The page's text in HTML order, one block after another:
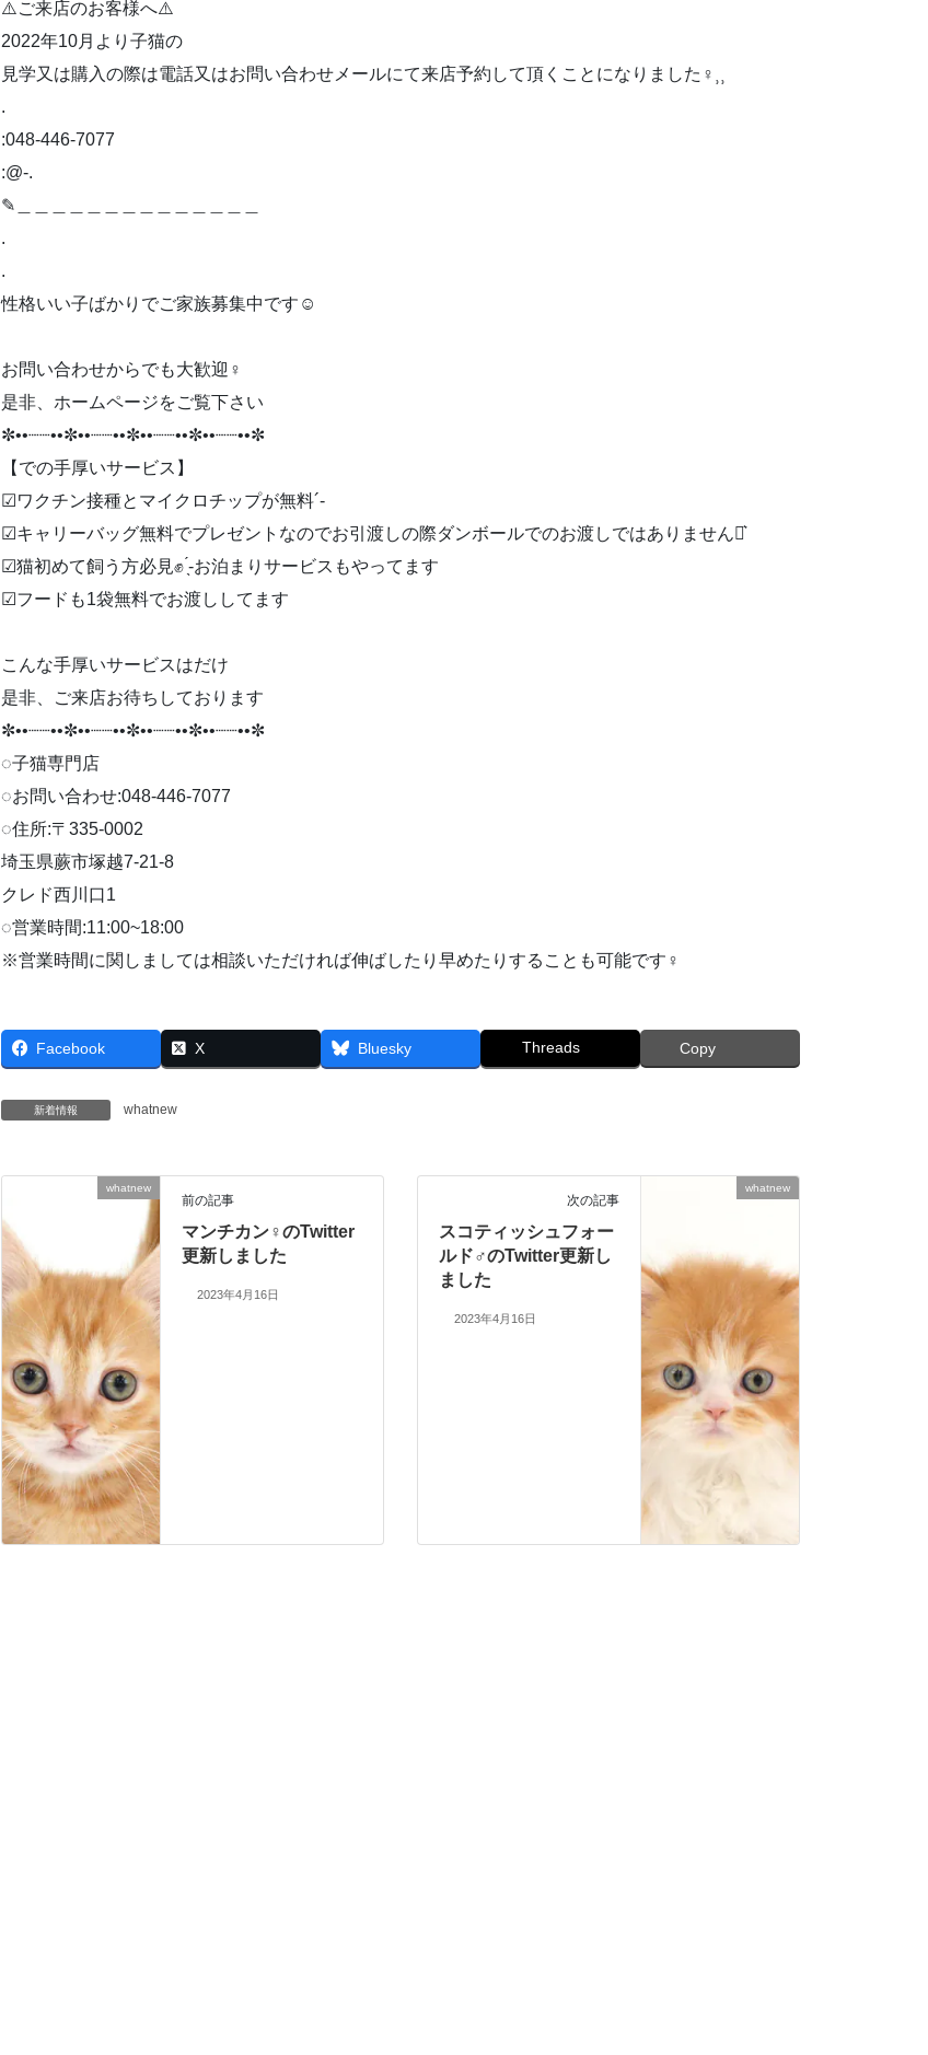
⚠️ご来店のお客様へ⚠️
2022年10月より子猫の
見学又は購入の際は電話又はお問い合わせメールにて来店予約して頂くことになりました‍♀️⸒⸒
.
:048-446-7077
:@-.
✎︎＿＿＿＿＿＿＿＿＿＿＿＿＿＿
.
.
性格いい子ばかりでご家族募集中です☺️
お問い合わせからでも大歓迎‍♀️
是非、ホームページをご覧下さい
✼••┈┈••✼••┈┈••✼••┈┈••✼••┈┈••✼
【での手厚いサービス】
︎︎︎︎☑︎ワクチン接種とマイクロチップが無料︎´-
︎︎︎︎☑︎キャリーバッグ無料でプレゼントなのでお引渡しの際ダンボールでのお渡しではありません‪⋆͛
︎︎︎︎☑︎猫初めて飼う方必見✊ ̖́-お泊まりサービスもやってます
︎︎︎︎☑︎フードも1袋無料でお渡ししてます
こんな手厚いサービスはだけ
是非、ご来店お待ちしております
✼••┈┈••✼••┈┈••✼••┈┈••✼••┈┈••✼
◌子猫専門店
◌お問い合わせ:048-446-7077
◌住所:〒335-0002
埼玉県蕨市塚越7-21-8
クレド西川口1
◌営業時間:11:00~18:00
※営業時間に関しましては相談いただければ伸ばしたり早めたりすることも可能です‍♀️
Facebook X Bluesky Threads Copy
新着情報 whatnew
whatnew
前の記事
マンチカン♀のTwitter
更新しました
2023年4月16日
whatnew
次の記事
スコティッシュフォー
ルド♂のTwitter更新し
ました
2023年4月16日